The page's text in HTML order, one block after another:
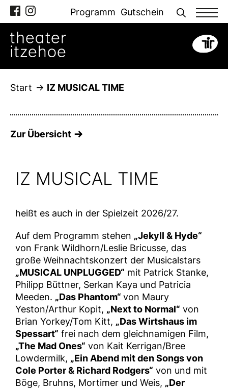
Zum
Inhalt
springen
Programm Gutschein
Start IZ MUSICAL TIME
Zur Übersicht
IZ MUSICAL TIME
heißt es auch in der Spielzeit 2026/27.
Auf dem Programm stehen „Jekyll & Hyde“
von Frank Wildhorn/Leslie Bricusse, das
große Weihnachtskonzert der Musicalstars
„MUSICAL UNPLUGGED“ mit Patrick Stanke,
Philipp Büttner, Serkan Kaya und Patricia
Meeden. „Das Phantom“ von Maury
Yeston/Arthur Kopit, „Next to Normal“ von
Brian Yorkey/Tom Kitt, „Das Wirtshaus im
Spessart“ frei nach dem gleichnamigen Film,
„The Mad Ones“ von Kait Kerrigan/Bree
Lowdermilk, „Ein Abend mit den Songs von
Cole Porter & Richard Rodgers“ von und mit
Böge, Bruhns, Mortimer und Weis, „Der